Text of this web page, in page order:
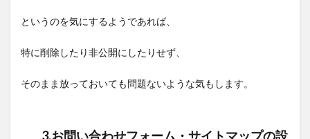
というのを気にするようであれば、
特に削除したり非公開にしたりせず、
そのまま放っておいても問題ないような気もします。
3.お問い合わせフォーム・サイトマップの設